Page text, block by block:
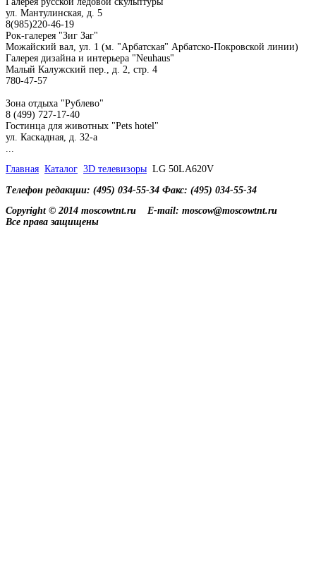
ул. Мантулинская, д. 5
8(985)220-46-19
Рок-галерея "Зиг Заг"
Можайский вал, ул. 1 (м. "Арбатская" Арбатско-Покровской линии)
Галерея дизайна и интерьера "Neuhaus"
Малый Калужский пер., д. 2, стр. 4
780-47-57
Зона отдыха "Рублево"
8 (499) 727-17-40
Гостинца для животных "Рets hotel"
ул. Каскадная, д. 32-а
Главная Каталог 3D телевизоры LG 50LA620V
Телефон редакции: (495) 034-55-34 Факс: (495) 034-55-34
Copyright © 2014 moscowtnt.ru
E-mail: moscow@moscowtnt.ru
Все права защищены